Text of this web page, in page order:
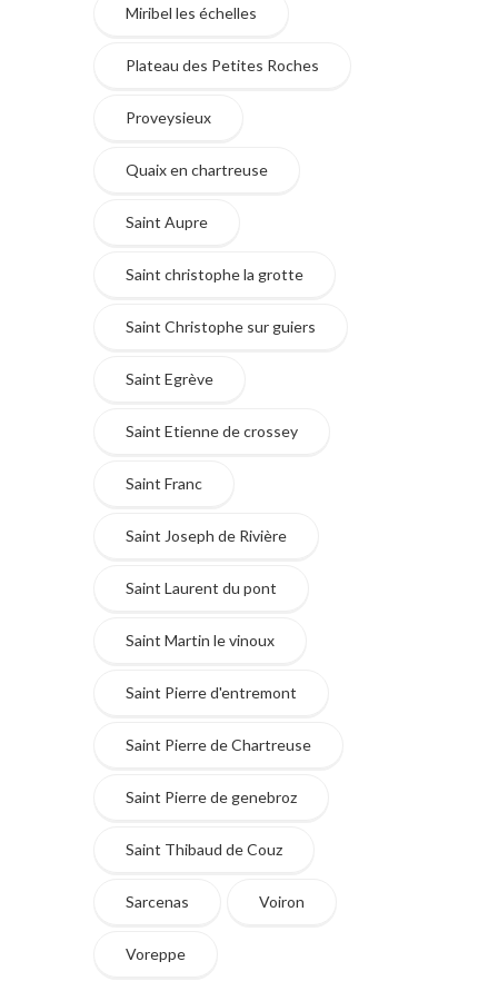
Miribel les échelles
Plateau des Petites Roches
Proveysieux
Quaix en chartreuse
Saint Aupre
Saint christophe la grotte
Saint Christophe sur guiers
Saint Egrève
Saint Etienne de crossey
Saint Franc
Saint Joseph de Rivière
Saint Laurent du pont
Saint Martin le vinoux
Saint Pierre d'entremont
Saint Pierre de Chartreuse
Saint Pierre de genebroz
Saint Thibaud de Couz
Sarcenas Voiron
Voreppe